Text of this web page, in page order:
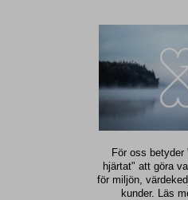
För oss betyder
hjärtat" att göra
för miljön,
kunder. Läs